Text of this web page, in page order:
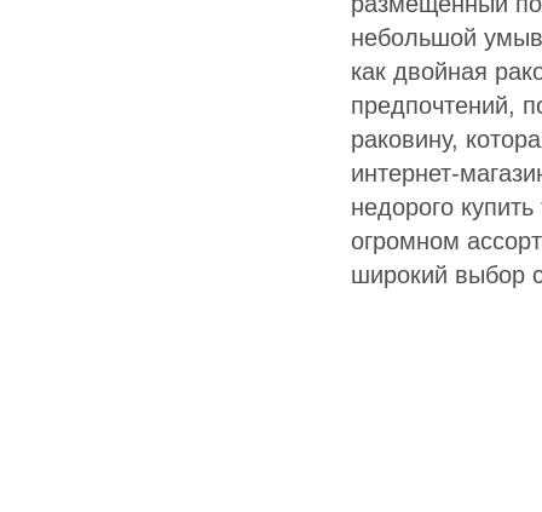
небольшой
как двойная
предпочтений,
раковину,
интернет-
недорого
огромном
широкий выбор